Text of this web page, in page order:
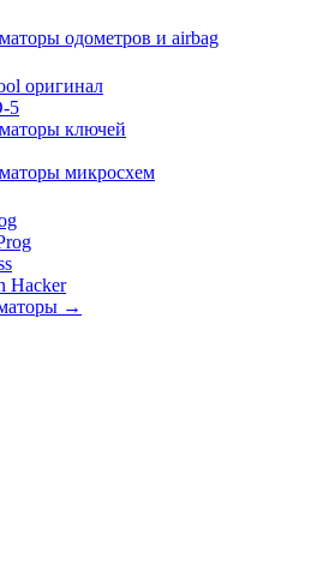
одометров и airbag
оригинал
5
ключей
микросхем
Hacker
→